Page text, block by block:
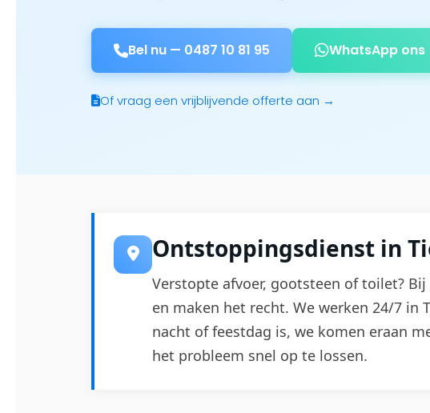
Bel nu — 0487 10 81 95 WhatsApp ons
Of vraag een vrijblijvende offerte aan →
Ontstoppingsdienst in
Verstopte afvoer, gootsteen of toilet?
en maken het recht. We werken 24/7
nacht of feestdag is, we komen eraan
het probleem snel op te lossen.